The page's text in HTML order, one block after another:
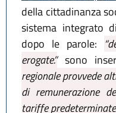
della cittadinanza
sistema integrato
dopo le parole:
erogate.”sono
regionale provvede
di remunerazione
tariffe